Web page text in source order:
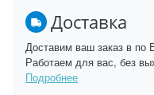
Доставка
Доставим ваш заказ в по
Работаем для вас, без
Подробнее